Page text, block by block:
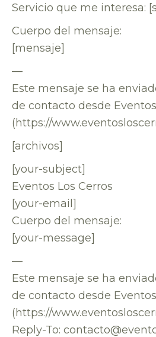
Servicio que me interesa:
Cuerpo del mensaje:
[mensaje]
—
Este mensaje se ha
de contacto desde
(https://
[archivos]
[your-subject]
Eventos Los Cerros
[your-email]
Cuerpo del mensaje:
[your-message]
—
Este mensaje se ha
de contacto desde
(https://
Reply-To: